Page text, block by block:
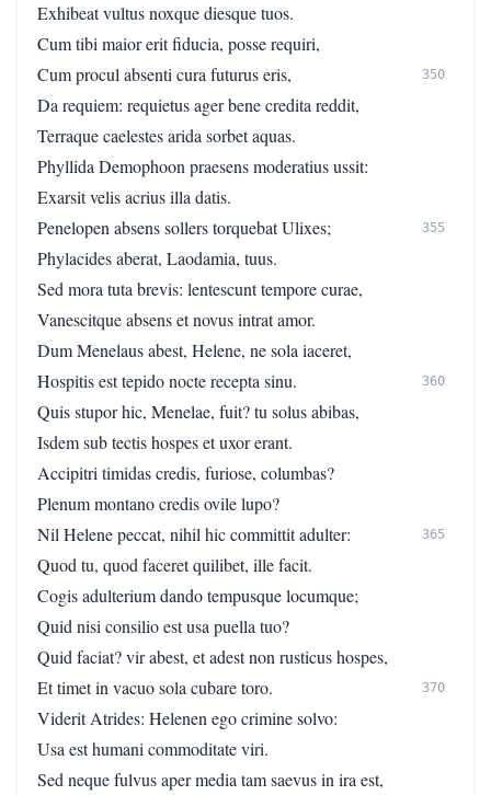
Exhibeat vultus noxque diesque tuos.
Cum tibi maior erit fiducia, posse requiri,
Cum procul absenti cura futurus eris,
350
Da requiem: requietus ager bene credita reddit,
Terraque caelestes arida sorbet aquas.
Phyllida Demophoon praesens moderatius ussit:
Exarsit velis acrius illa datis.
Penelopen absens sollers torquebat Ulixes;
355
Phylacides aberat, Laodamia, tuus.
Sed mora tuta brevis: lentescunt tempore curae,
Vanescitque absens et novus intrat amor.
Dum Menelaus abest, Helene, ne sola iaceret,
Hospitis est tepido nocte recepta sinu.
360
Quis stupor hic, Menelae, fuit? tu solus abibas,
Isdem sub tectis hospes et uxor erant.
Accipitri timidas credis, furiose, columbas?
Plenum montano credis ovile lupo?
Nil Helene peccat, nihil hic committit adulter:
365
Quod tu, quod faceret quilibet, ille facit.
Cogis adulterium dando tempusque locumque;
Quid nisi consilio est usa puella tuo?
Quid faciat? vir abest, et adest non rusticus hospes,
Et timet in vacuo sola cubare toro.
370
Viderit Atrides: Helenen ego crimine solvo:
Usa est humani commoditate viri.
Sed neque fulvus aper media tam saevus in ira est,